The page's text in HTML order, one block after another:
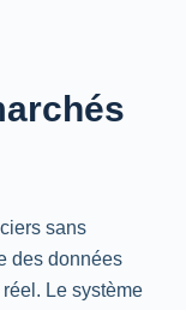
sans
des données
Le système